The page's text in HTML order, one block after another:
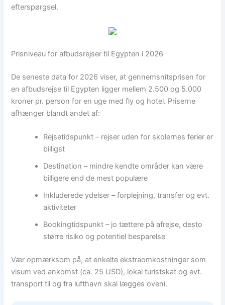
efterspørgsel.
Prisniveau for afbudsrejser til Egypten i 2026
De seneste data for 2026 viser, at gennemsnitsprisen for
en afbudsrejse til Egypten ligger mellem 2.500 og 5.000
kroner pr. person for en uge med fly og hotel. Priserne
afhænger blandt andet af:
Rejsetidspunkt – rejser uden for skolernes ferier er
billigst
Destination – mindre kendte områder kan være
billigere end de mest populære
Inkluderede ydelser – forplejning, transfer og evt.
aktiviteter
Bookingtidspunkt – jo tættere på afrejse, desto
større risiko og potentiel besparelse
Vær opmærksom på, at enkelte ekstraomkostninger som
visum ved ankomst (ca. 25 USD), lokal turistskat og evt.
transport til og fra lufthavn skal lægges oveni.